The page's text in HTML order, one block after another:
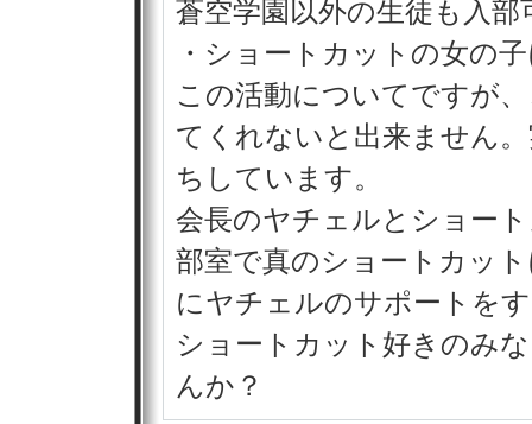
蒼空学園以外の生徒も入部
・ショートカットの女の
この活動についてですが
てくれないと出来ません
ちしています。
会長のヤチェルとショー
部室で真のショートカッ
にヤチェルのサポートを
ショートカット好きのみ
んか？